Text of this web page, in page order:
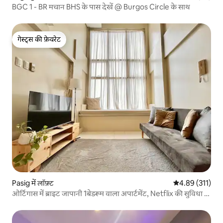
BGC 1 - BR मचान BHS के पास देखें @ Burgos Circle के साथ
गेस्ट्स की फ़ेवरेट
गेस्ट्स की फ़ेवरेट
Pasig में लॉफ़्ट औसत रेटिंग 5 में से
4.89 (311)
ओर्टिगास में ब्राइट जापानी 1बेडरूम वाला अपार्टमेंट, Netflix की सुविधा के